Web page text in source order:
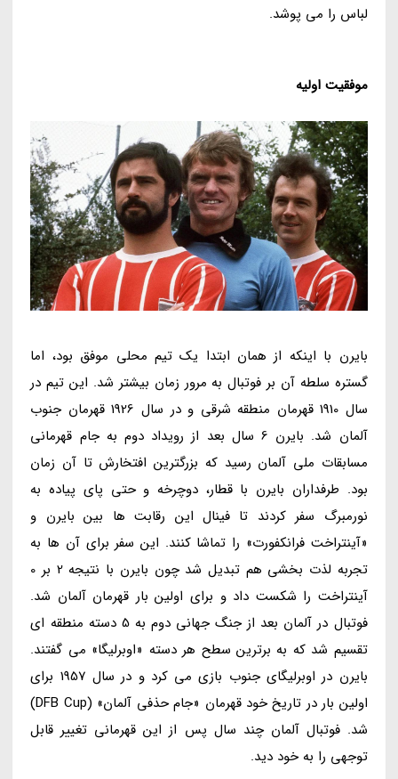
لباس را می پوشد.
موفقیت اولیه
بایرن با اینکه از همان ابتدا یک تیم محلی موفق بود، اما
گستره سلطه آن بر فوتبال به مرور زمان بیشتر شد. این تیم در
سال 1910 قهرمان منطقه شرقی و در سال 1926 قهرمان جنوب
آلمان شد. بایرن 6 سال بعد از رویداد دوم به جام قهرمانی
مسابقات ملی آلمان رسید که بزرگترین افتخارش تا آن زمان
بود. طرفداران بایرن با قطار، دوچرخه و حتی پای پیاده به
نورمبرگ سفر کردند تا فینال این رقابت ها بین بایرن و
«آینتراخت فرانکفورت» را تماشا کنند. این سفر برای آن ها به
تجربه لذت بخشی هم تبدیل شد چون بایرن با نتیجه 2 بر 0
آینتراخت را شکست داد و برای اولین بار قهرمان آلمان شد.
فوتبال در آلمان بعد از جنگ جهانی دوم به 5 دسته منطقه ای
تقسیم شد که به برترین سطح هر دسته «اوبرلیگا» می گفتند.
بایرن در اوبرلیگای جنوب بازی می کرد و در سال 1957 برای
اولین بار در تاریخ خود قهرمان «جام حذفی آلمان» (DFB Cup)
شد. فوتبال آلمان چند سال پس از این قهرمانی تغییر قابل
توجهی را به خود دید.